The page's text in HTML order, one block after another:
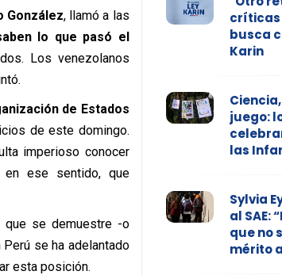
González, llamó a las
lo que pasó el
Los venezolanos
de Estados
de este domingo.
imperioso conocer
ese sentido, que
que se demuestre -o
se ha adelantado
esta posición.
críticas
busca
Karin
juego:
las
Sylvia
al SAE:
que no
mérito